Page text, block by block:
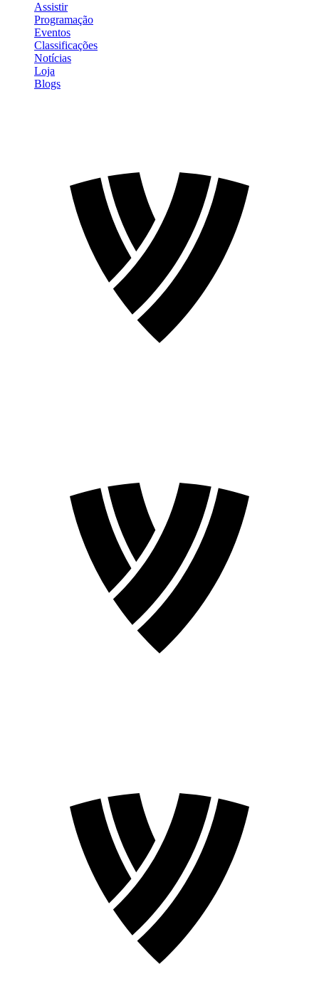
Assistir
Programação
Eventos
Classificações
Notícias
Loja
Blogs